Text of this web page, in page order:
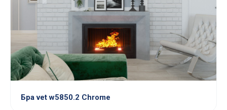
Бра vet w5850.2 Chrome